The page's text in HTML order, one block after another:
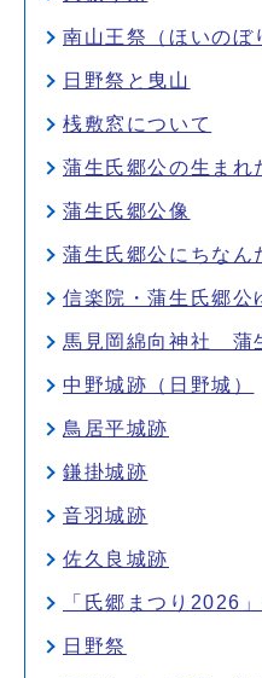
南山王祭（ほいのぼ
日野祭と曳山
桟敷窓について
蒲生氏郷公の生まれ
蒲生氏郷公像
蒲生氏郷公にちなん
信楽院・蒲生氏郷公
馬見岡綿向神社 蒲
中野城跡（日野城）
鳥居平城跡
鎌掛城跡
音羽城跡
佐久良城跡
「氏郷まつり2026
日野祭